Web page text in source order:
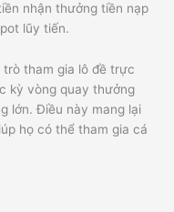
nhận thưởng tiền nạp
lũy tiến.
tham gia lô đề trực
kỳ vòng quay thưởng
lớn. Điều này mang lại
họ có thể tham gia cá